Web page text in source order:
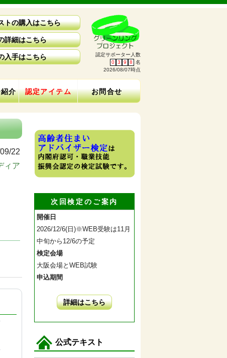
認定サポーター人数
0 3 9 8
名
2026/08/07時点
トの購入はこちら
詳細はこちら
入手はこちら
介 認定アイテム お問合せ
22
ィア
次回検定のご案内
開催日
2026/12/6(日)※WEB受験は11月
中旬から12/6の予定
検定会場
大阪会場とWEB試験
申込期間
詳細はこちら
公式テキスト